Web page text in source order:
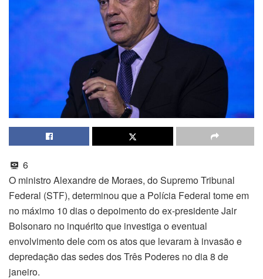
6
O ministro Alexandre de Moraes, do Supremo Tribunal
Federal (STF), determinou que a Polícia Federal tome em
no máximo 10 dias o depoimento do ex-presidente Jair
Bolsonaro no inquérito que investiga o eventual
envolvimento dele com os atos que levaram à invasão e
depredação das sedes dos Três Poderes no dia 8 de
janeiro.